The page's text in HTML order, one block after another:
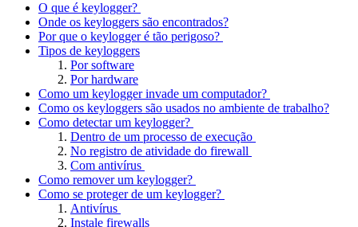
O que é keylogger?
Onde os keyloggers são encontrados?
Por que o keylogger é tão perigoso?
Tipos de keyloggers
Por software
Por hardware
Como um keylogger invade um computador?
Como os keyloggers são usados no ambiente de trabalho?
Como detectar um keylogger?
Dentro de um processo de execução
No registro de atividade do firewall
Com antivírus
Como remover um keylogger?
Como se proteger de um keylogger?
Antivírus
Instale firewalls